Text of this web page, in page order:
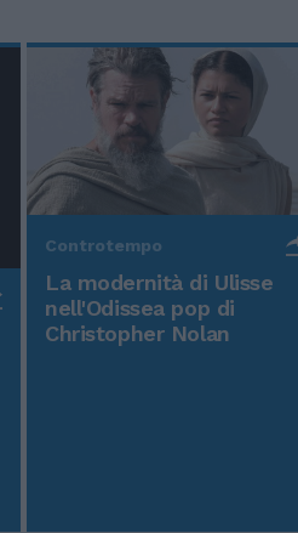
Controtempo
La modernità di Ulisse
nell'Odissea pop di
Christopher Nolan